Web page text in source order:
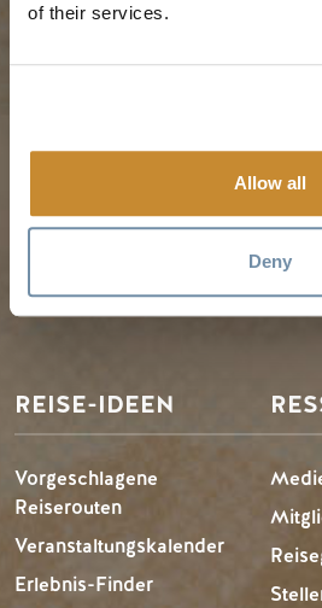
of their services.
Allow all
Deny
Goldene Karte
Dienstleistungen für
LLMs Info
REISE-IDEEN
Vorgeschlagene
Reiserouten
Veranstaltungskalender
Erlebnis-Finder